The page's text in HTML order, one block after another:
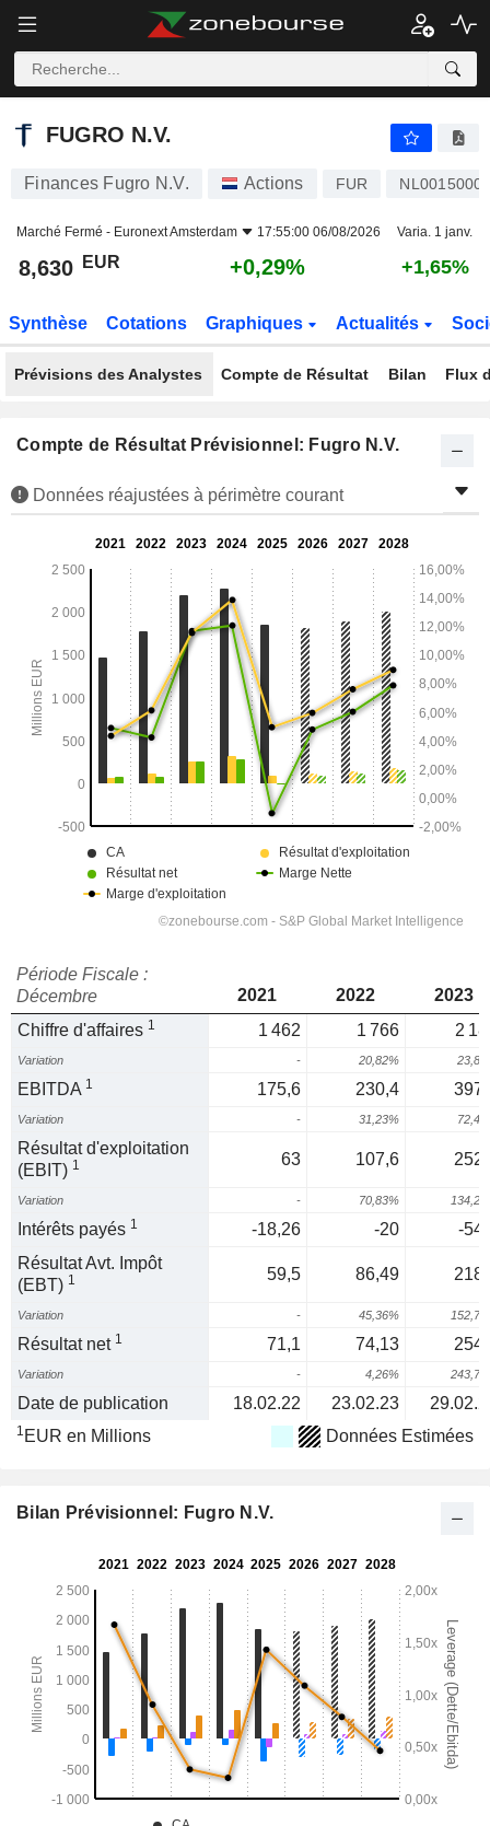
FUGRO N.V.
FUGRO N.V.
Finances Fugro N.V. Actions FUR
Marché Fermé - Euronext Amsterdam 17:55:00 06/08/2026 Varia. 1 janv.
8,630 EUR +0,29% +1,65%
Synthèse Cotations Graphiques Actualités
Prévisions des Analystes Compte de Résultat Bilan Flux
Compte de Résultat Prévisionnel: Fugro N.V.
Données réajustées à périmètre courant
Période Fiscale :
Décembre
2021 2022
2023
Chiffre d'affaires 1 1 462 1 766 2
Variation - 20,82%
EBITDA 1 175,6 230,4
Variation - 31,23%
Résultat d'exploitation
(EBIT) 1 63 107,6
Variation - 70,83%
Intérêts payés 1 -18,26 -20
-
Résultat Avt. Impôt
(EBT) 1 59,5 86,49
Variation - 45,36%
Résultat net 1 71,1 74,13
Variation - 4,26%
Date de publication 18.02.22 23.02.23
1 EUR en Millions Données Estimées
Bilan Prévisionnel: Fugro N.V.